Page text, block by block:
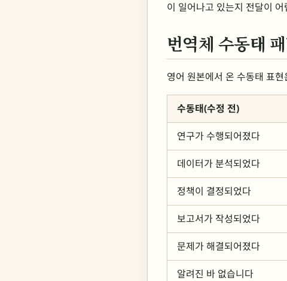
이 일어나고 있는지 전달이 어
번역체 수동태
영어 원본에서 온 수동태 표
수동태(수정 전)
연구가 수행되어졌다
데이터가 분석되었다
정책이 결정되었다
보고서가 작성되었다
문제가 해결되어졌다
알려진 바 없습니다